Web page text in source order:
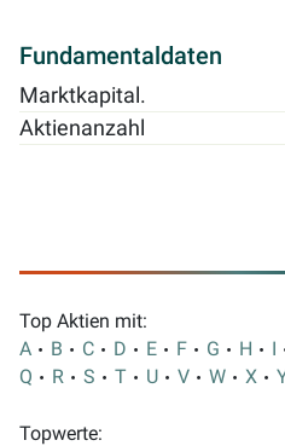
Fundamentaldaten
Marktkapital.
Aktienanzahl
Top Aktien mit:
A
B C D E F G H I
Q
R S T U V W X
Topwerte: